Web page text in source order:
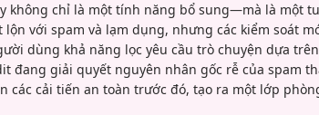
không chỉ là một tính năng bổ sung—mà là một
với spam và lạm dụng, nhưng các kiểm soát
dùng khả năng lọc yêu cầu trò chuyện dựa
đang giải quyết nguyên nhân gốc rễ của spam
các cải tiến an toàn trước đó, tạo ra một lớp